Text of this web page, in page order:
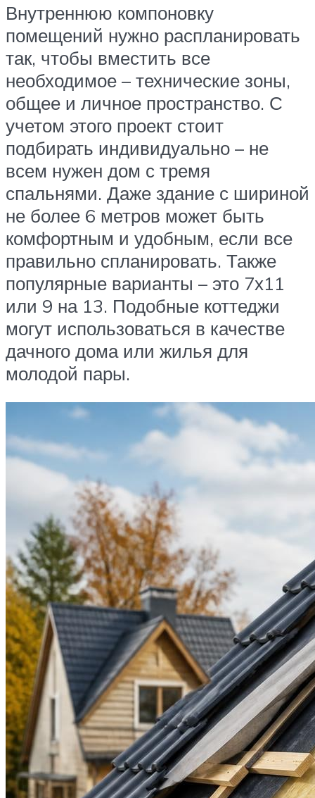
Внутреннюю компоновку
помещений нужно распланировать
так, чтобы вместить все
необходимое – технические зоны,
общее и личное пространство. С
учетом этого проект стоит
подбирать индивидуально – не
всем нужен дом с тремя
спальнями. Даже здание с шириной
не более 6 метров может быть
комфортным и удобным, если все
правильно спланировать. Также
популярные варианты – это 7х11
или 9 на 13. Подобные коттеджи
могут использоваться в качестве
дачного дома или жилья для
молодой пары.